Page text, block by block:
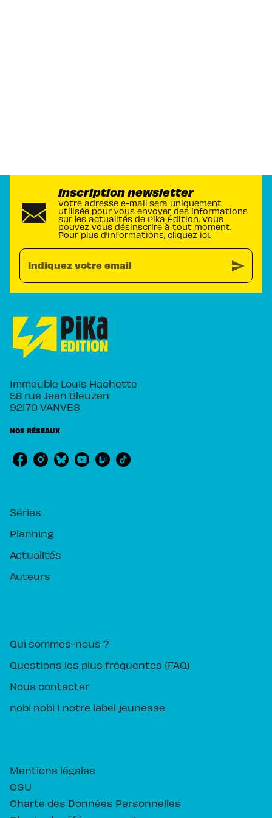
Inscription newsletter
Votre adresse e-mail sera uniquement
utilisée pour vous envoyer des informations
sur les actualités de Pika Édition. Vous
pouvez vous désinscrire à tout moment.
Pour plus d’informations, cliquez ici.
Indiquez votre email send
Immeuble Louis Hachette
58 rue Jean Bleuzen
92170 VANVES
NOS RÉSEAUX
Séries
Planning
Actualités
Auteurs
Qui sommes-nous ?
Questions les plus fréquentes (FAQ)
Nous contacter
nobi nobi ! notre label jeunesse
Mentions légales
CGU
Charte des Données Personnelles